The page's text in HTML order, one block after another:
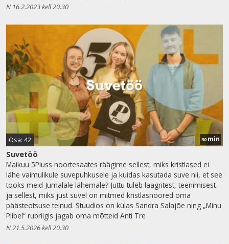
N 16.2.2023 kell 20.30
Osa: 42 30min
Suvetöö
Maikuu 5Pluss noortesaates räägime sellest, miks kristlased ei
lähe vaimulikule suvepuhkusele ja kuidas kasutada suve nii, et see
tooks meid Jumalale lähemale? Juttu tuleb laagritest, teenimisest
ja sellest, miks just suvel on mitmed kristlasnoored oma
päästeotsuse teinud. Stuudios on külas Sandra Salajõe ning „Minu
Piibel“ rubriigis jagab oma mõtteid Anti Tre
N 21.5.2026 kell 20.30